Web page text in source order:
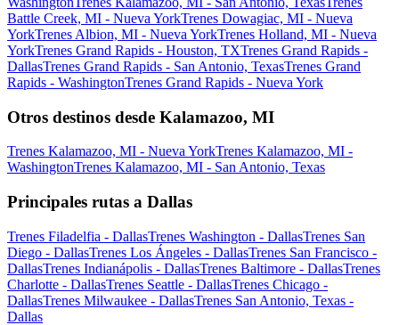
Battle Creek, MI - Nueva YorkTrenes Dowagiac, MI - Nueva
YorkTrenes Albion, MI - Nueva YorkTrenes Holland, MI - Nueva
YorkTrenes Grand Rapids - Houston, TXTrenes Grand Rapids -
DallasTrenes Grand Rapids - San Antonio, TexasTrenes Grand
Rapids - WashingtonTrenes Grand Rapids - Nueva York
Otros destinos desde Kalamazoo, MI
Trenes Kalamazoo, MI - Nueva YorkTrenes Kalamazoo, MI -
WashingtonTrenes Kalamazoo, MI - San Antonio, Texas
Principales rutas a Dallas
Trenes Filadelfia - DallasTrenes Washington - DallasTrenes San
Diego - DallasTrenes Los Ángeles - DallasTrenes San Francisco -
DallasTrenes Indianápolis - DallasTrenes Baltimore - DallasTrenes
Charlotte - DallasTrenes Seattle - DallasTrenes Chicago -
DallasTrenes Milwaukee - DallasTrenes San Antonio, Texas -
Dallas